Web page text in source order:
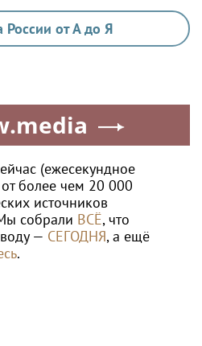
России от А до Я
(ежесекундное
более чем 20 000
источников
собрали ВСЁ, что
— СЕГОДНЯ, а ещё
.